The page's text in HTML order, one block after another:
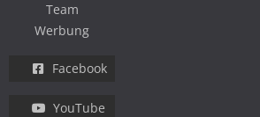
Team
Werbung
Facebook
YouTube